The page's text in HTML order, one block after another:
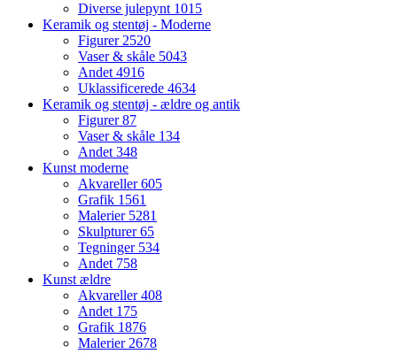
Diverse julepynt 1015
Keramik og stentøj - Moderne
Figurer 2520
Vaser & skåle 5043
Andet 4916
Uklassificerede 4634
Keramik og stentøj - ældre og antik
Figurer87
Vaser & skåle 134
Andet 348
Kunst moderne
Akvareller605
Grafik 1561
Malerier 5281
Skulpturer65
Tegninger 534
Andet 758
Kunst ældre
Akvareller408
Andet 175
Grafik 1876
Malerier 2678